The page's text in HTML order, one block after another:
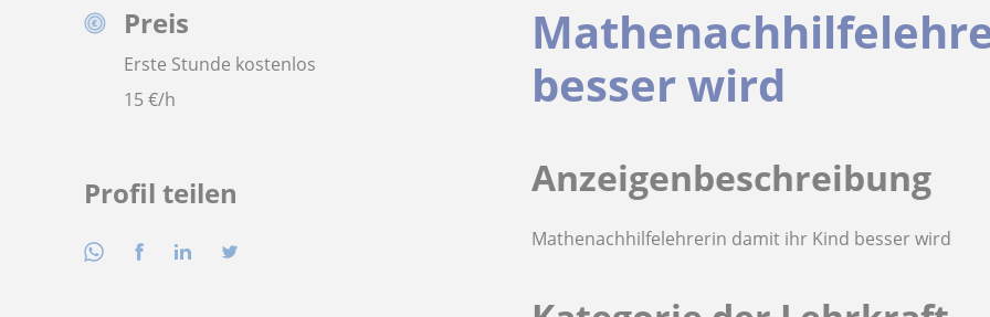
Preis
Erste Stunde kostenlos
15€/h
Profil teilen
besser wird
Anzeigenbeschreibung
Mathenachhilfelehrerin damit ihr Kind besser wird